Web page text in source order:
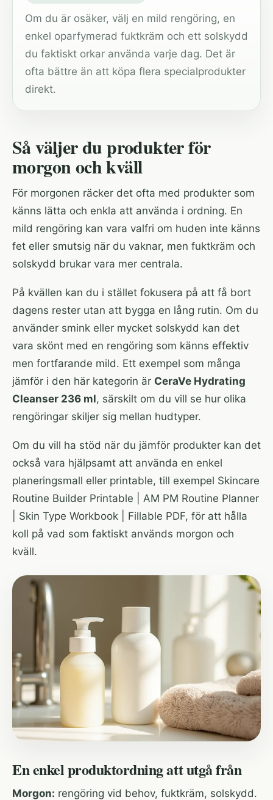
Om du är osäker, välj en mild rengöring, en
enkel oparfymerad fuktkräm och ett solskydd
du faktiskt orkar använda varje dag. Det är
ofta bättre än att köpa flera specialprodukter
direkt.
Så väljer du produkter för
morgon och kväll
För morgonen räcker det ofta med produkter som
känns lätta och enkla att använda i ordning. En
mild rengöring kan vara valfri om huden inte känns
fet eller smutsig när du vaknar, men fuktkräm och
solskydd brukar vara mer centrala.
På kvällen kan du i stället fokusera på att få bort
dagens rester utan att bygga en lång rutin. Om du
använder smink eller mycket solskydd kan det
vara skönt med en rengöring som känns effektiv
men fortfarande mild. Ett exempel som många
jämför i den här kategorin är CeraVe Hydrating
Cleanser 236 ml, särskilt om du vill se hur olika
rengöringar skiljer sig mellan hudtyper.
Om du vill ha stöd när du jämför produkter kan det
också vara hjälpsamt att använda en enkel
planeringsmall eller printable, till exempel Skincare
Routine Builder Printable | AM PM Routine Planner
| Skin Type Workbook | Fillable PDF, för att hålla
koll på vad som faktiskt används morgon och
kväll.
En enkel produktordning att utgå från
Morgon: rengöring vid behov, fuktkräm, solskydd.